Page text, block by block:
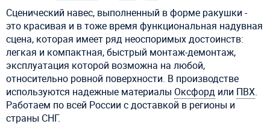
Сценический навес, выполненный в форме ракушки -
это красивая и в тоже время функциональная надувная
сцена, которая имеет ряд неоспоримых достоинств:
легкая и компактная, быстрый монтаж-демонтаж,
эксплуатация которой возможна на любой,
относительно ровной поверхности. В производстве
используются надежные материалы Оксфорд или ПВХ.
Работаем по всей России с доставкой в регионы и
страны СНГ.